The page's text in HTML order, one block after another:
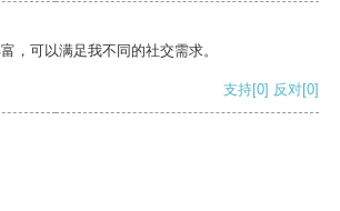
，可以满足我不同的社交需求。
支持[0] 反对[0]